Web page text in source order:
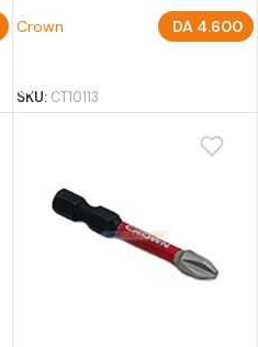
Crown DA 4.600
SKU: CT10113